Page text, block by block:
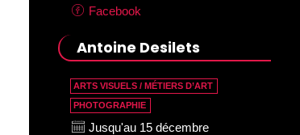
Facebook
Antoine Desilets
ARTS VISUELS / MÉTIERS D’ART
PHOTOGRAPHIE
Jusqu'au 15 décembre